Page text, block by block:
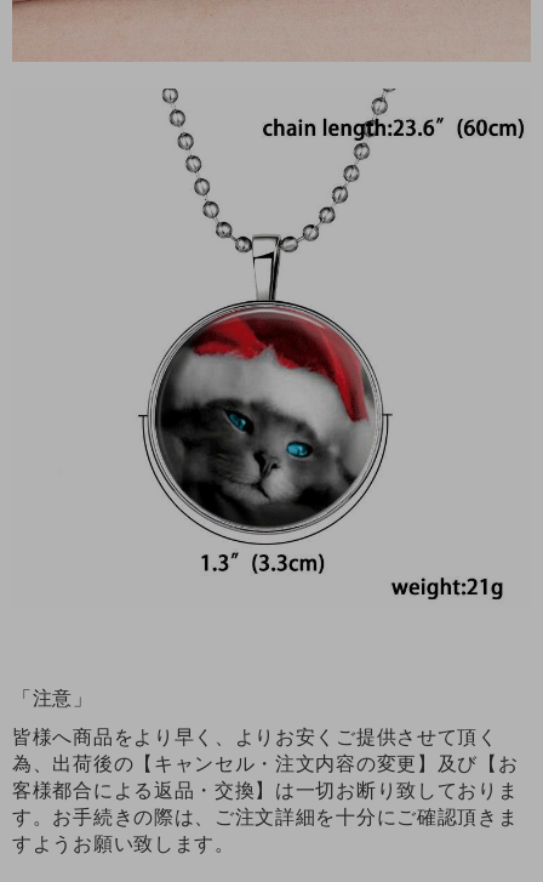
「注意」
皆様へ商品をより早く、よりお安くご提供させて頂く
為、出荷後の【キャンセル・注文内容の変更】及び【お
客様都合による返品・交換】は一切お断り致しておりま
す。お手続きの際は、ご注文詳細を十分にご確認頂きま
すようお願い致します。